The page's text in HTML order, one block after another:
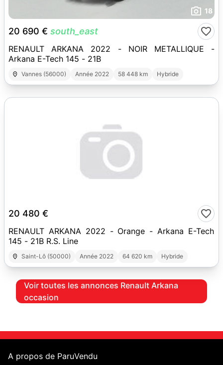
18
20 690 € south_east
RENAULT ARKANA 2022 - NOIR METALLIQUE -
Arkana E-Tech 145 - 21B
Vannes (56000) Année 2022 58 448 km Hybride
20 480 €
RENAULT ARKANA 2022 - Orange - Arkana E-Tech
145 - 21B R.S. Line
Saint-Lô (50000) Année 2022 64 620 km Hybride
Voir toutes les annonces Renault Arkana
occasion
A propos de ParuVendu